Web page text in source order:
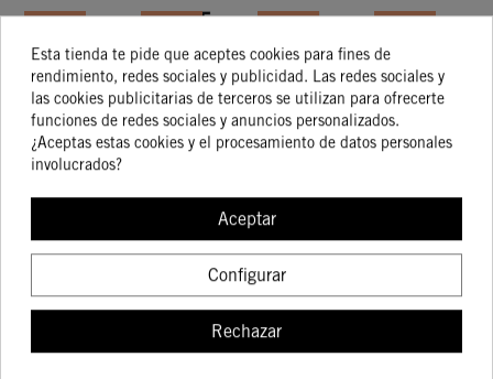
EMBLEMA
3D KTM
PARA 1290
20,39 €
18,35 €
COMPRAR
ADHESIVO
NUMERO
8
2,96 €
COMPRAR
ADHESIVO
HORQUILLA
DELANTERA
27,04 €
COMPRAR
KIT DE
ADHESIVOS
FACTORY
149,07 €
Esta tienda te pide que aceptes cookies para fines de
rendimiento, redes sociales y publicidad. Las redes sociales y
las cookies publicitarias de terceros se utilizan para ofrecerte
funciones de redes sociales y anuncios personalizados.
¿Aceptas estas cookies y el procesamiento de datos personales
involucrados?
Aceptar
Configurar
Rechazar